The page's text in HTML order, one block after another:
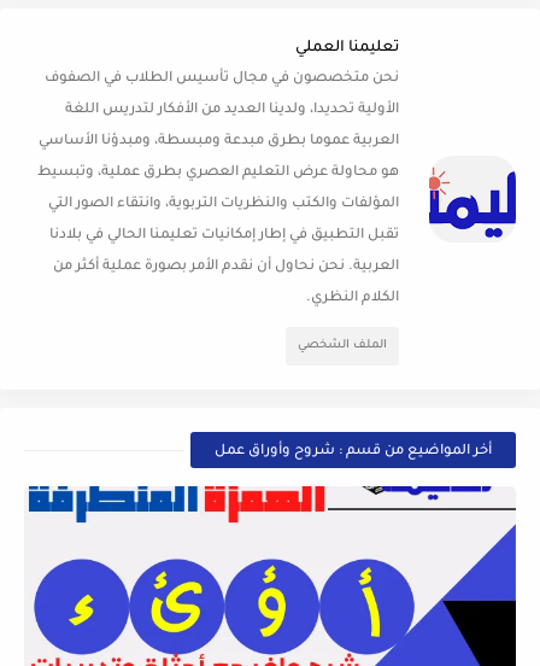
تعليمنا العملي
نحن متخصصون في مجال تأسيس الطلاب في الصفوف
الأولية تحديدا، ولدينا العديد من الأفكار لتدريس اللغة
العربية عموما بطرق مبدعة ومبسطة، ومبدؤنا الأساسي
هو محاولة عرض التعليم العصري بطرق عملية، وتبسيط
المؤلفات والكتب والنظريات التربوية، وانتقاء الصور التي
تقبل التطبيق في إطار إمكانيات تعليمنا الحالي في بلادنا
العربية. نحن نحاول أن نقدم الأمر بصورة عملية أكثر من
الكلام النظري.
الملف الشخصي
أخر المواضيع من قسم : شروح وأوراق عمل